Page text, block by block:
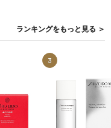
ランキングをもっと見る ＞
3